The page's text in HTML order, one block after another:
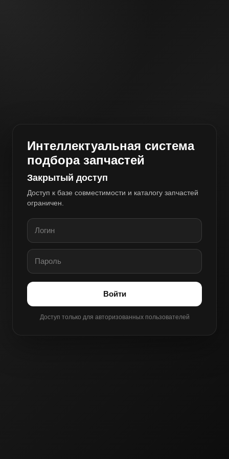
Интеллектуальная система
подбора запчастей
Закрытый доступ
Доступ к базе совместимости и каталогу запчастей
ограничен.
Войти
Доступ только для авторизованных пользователей